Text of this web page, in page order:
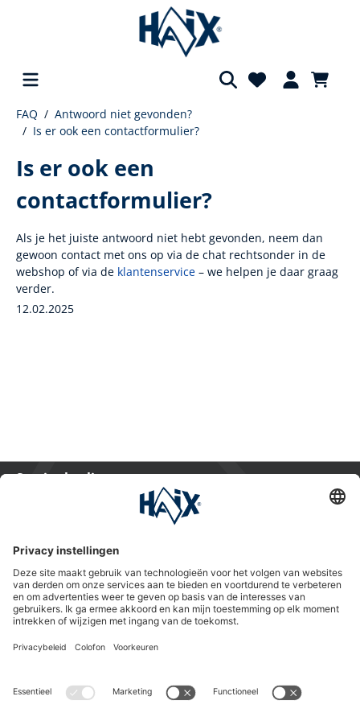
FAQ
Antwoord niet gevonden?
Is er ook een contactformulier?
Is er ook een
contactformulier?
Als je het juiste antwoord niet hebt gevonden, neem dan
gewoon contact met ons op via de chat rechtsonder in de
webshop of via de klantenservice – we helpen je daar graag
verder.
12.02.2025
Service hotline
HAIX Group
Shop Service
Nieuwsbrief